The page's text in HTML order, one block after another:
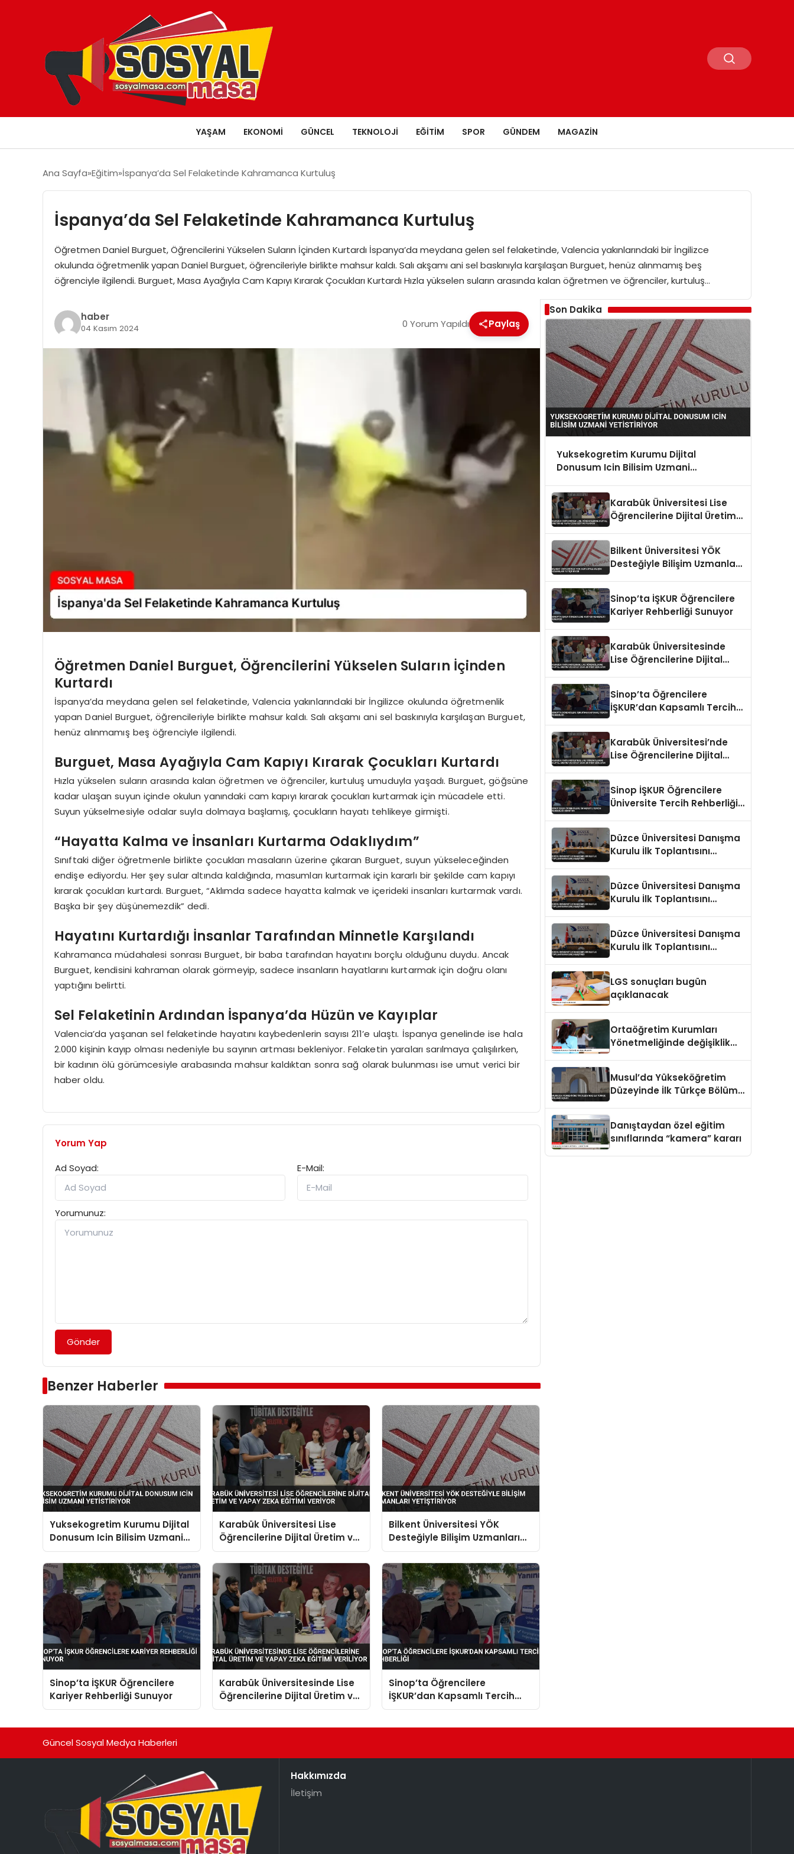
YAŞAM EKONOMI GÜNCEL TEKNOLOJI EĞITIM SPOR GÜNDEM MAGAZIN
Ana Sayfa Eğitim İspanya’da Sel Felaketinde Kahramanca Kurtuluş
İspanya’da Sel Felaketinde Kahramanca Kurtuluş
Öğretmen Daniel Burguet, Öğrencilerini Yükselen Suların İçinden Kurtardı İspanya’da meydana gelen sel felaketinde, Valencia yakınlarındaki bir İngilizce
okulunda öğretmenlik yapan Daniel Burguet, öğrencileriyle birlikte mahsur kaldı. Salı akşamı ani sel baskınıyla karşılaşan Burguet, henüz alınmamış beş
öğrenciyle ilgilendi. Burguet, Masa Ayağıyla Cam Kapıyı Kırarak Çocukları Kurtardı Hızla yükselen suların arasında kalan öğretmen ve öğrenciler, kurtuluş…
haber
04 Kasım 2024 0 Yorum Yapıldı Paylaş
Öğretmen Daniel Burguet, Öğrencilerini Yükselen Suların İçinden
Kurtardı
İspanya’da meydana gelen sel felaketinde, Valencia yakınlarındaki bir İngilizce okulunda öğretmenlik
yapan Daniel Burguet, öğrencileriyle birlikte mahsur kaldı. Salı akşamı ani sel baskınıyla karşılaşan Burguet,
henüz alınmamış beş öğrenciyle ilgilendi.
Burguet, Masa Ayağıyla Cam Kapıyı Kırarak Çocukları Kurtardı
Hızla yükselen suların arasında kalan öğretmen ve öğrenciler, kurtuluş umuduyla yaşadı. Burguet, göğsüne
kadar ulaşan suyun içinde okulun yanındaki cam kapıyı kırarak çocukları kurtarmak için mücadele etti.
Suyun yükselmesiyle odalar suyla dolmaya başlamış, çocukların hayatı tehlikeye girmişti.
“Hayatta Kalma ve İnsanları Kurtarma Odaklıydım”
Sınıftaki diğer öğretmenle birlikte çocukları masaların üzerine çıkaran Burguet, suyun yükseleceğinden
endişe ediyordu. Her şey sular altında kaldığında, masumları kurtarmak için kararlı bir şekilde cam kapıyı
kırarak çocukları kurtardı. Burguet, “Aklımda sadece hayatta kalmak ve içerideki insanları kurtarmak vardı.
Başka bir şey düşünemezdik” dedi.
Hayatını Kurtardığı İnsanlar Tarafından Minnetle Karşılandı
Kahramanca müdahalesi sonrası Burguet, bir baba tarafından hayatını borçlu olduğunu duydu. Ancak
Burguet, kendisini kahraman olarak görmeyip, sadece insanların hayatlarını kurtarmak için doğru olanı
yaptığını belirtti.
Sel Felaketinin Ardından İspanya’da Hüzün ve Kayıplar
Valencia’da yaşanan sel felaketinde hayatını kaybedenlerin sayısı 211’e ulaştı. İspanya genelinde ise hala
2.000 kişinin kayıp olması nedeniyle bu sayının artması bekleniyor. Felaketin yaraları sarılmaya çalışılırken,
bir kadının ölü görümcesiyle arabasında mahsur kaldıktan sonra sağ olarak bulunması ise umut verici bir
haber oldu.
Yorum Yap
Ad Soyad:
E-Mail:
Yorumunuz:
Gönder
Benzer Haberler
Yuksekogretim Kurumu Dijital
Donusum Icin Bilisim Uzmani
Yetistiriyor
Karabük Üniversitesi Lise
Öğrencilerine Dijital Üretim ve
Yapay Zeka Eğitimi Veriyor
Bilkent Üniversitesi YÖK
Desteğiyle Bilişim Uzmanları
Yetiştiriyor
Sinop’ta İŞKUR Öğrencilere
Kariyer Rehberliği Sunuyor
Karabük Üniversitesinde Lise
Öğrencilerine Dijital Üretim ve
Yapay Zeka Eğitimi Veriliyor
Sinop’ta Öğrencilere
İŞKUR’dan Kapsamlı Tercih
Rehberliği
Son Dakika
Yuksekogretim Kurumu Dijital
Donusum Icin Bilisim Uzmani
Karabük Üniversitesi Lise
Öğrencilerine Dijital Üretim
Bilkent Üniversitesi YÖK
Desteğiyle Bilişim Uzmanları
Sinop’ta İŞKUR Öğrencilere
Kariyer Rehberliği Sunuyor
Karabük Üniversitesinde
Lise Öğrencilerine Dijital
Sinop’ta Öğrencilere
İŞKUR’dan Kapsamlı Tercih
Karabük Üniversitesi’nde
Lise Öğrencilerine Dijital
Sinop İŞKUR Öğrencilere
Üniversite Tercih Rehberliği
Düzce Üniversitesi Danışma
Kurulu İlk Toplantısını
Düzce Üniversitesi Danışma
Kurulu İlk Toplantısını
Düzce Üniversitesi Danışma
Kurulu İlk Toplantısını
LGS sonuçları bugün
açıklanacak
Ortaöğretim Kurumları
Yönetmeliğinde değişiklik
Musul’da Yükseköğretim
Düzeyinde İlk Türkçe Bölümü
Danıştaydan özel eğitim
sınıflarında “kamera” kararı
Güncel Sosyal Medya Haberleri
Hakkımızda
İletişim